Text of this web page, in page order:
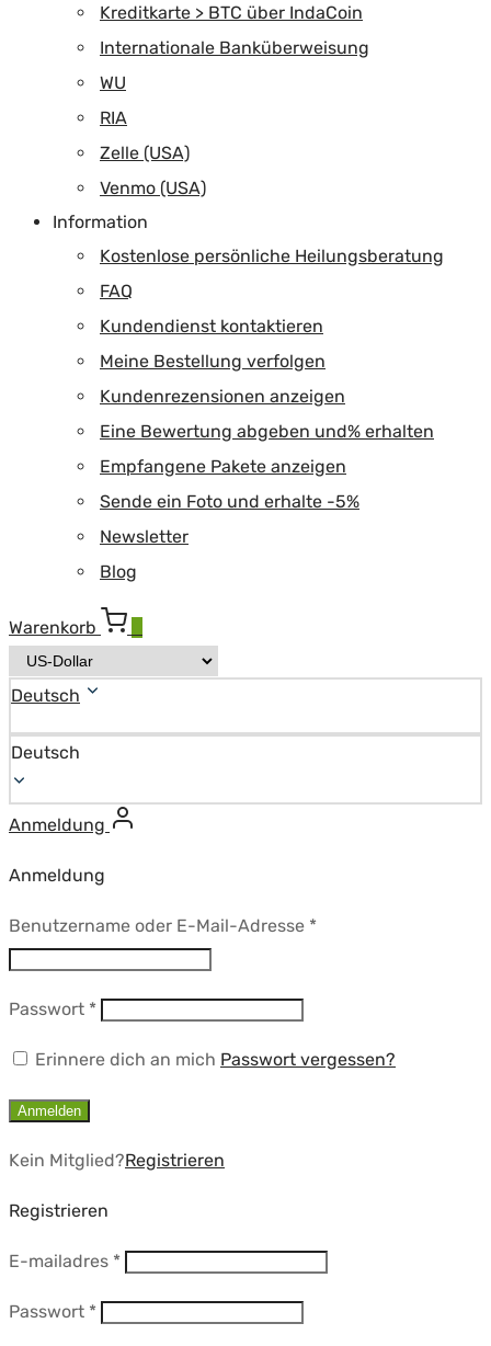
Kreditkarte > BTC über IndaCoin
Internationale Banküberweisung
WU
RIA
Zelle (USA)
Venmo (USA)
Information
Kostenlose persönliche Heilungsberatung
FAQ
Kundendienst kontaktieren
Meine Bestellung verfolgen
Kundenrezensionen anzeigen
Eine Bewertung abgeben und% erhalten
Empfangene Pakete anzeigen
Sende ein Foto und erhalte -5%
Newsletter
Blog
Warenkorb
Deutsch
Deutsch
Anmeldung
Anmeldung
Benutzername oder E-Mail-Adresse *Erforderlich
Passwort *Erforderlich
Erinnere dich an mich Passwort vergessen?
Anmelden
Kein Mitglied?Registrieren
Registrieren
E-mailadres *Erforderlich
Passwort *Erforderlich